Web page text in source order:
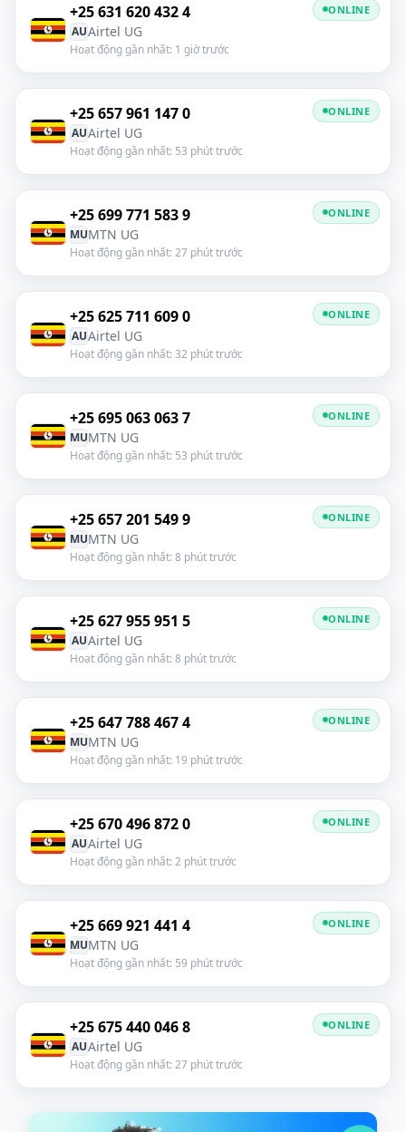
+25 631 620 432 4
AUAirtel UG
Hoạt động gần nhất: 1 giờ trước
ONLINE
+25 657 961 147 0
AUAirtel UG
Hoạt động gần nhất: 53 phút trước
ONLINE
+25 699 771 583 9
MUMTN UG
Hoạt động gần nhất: 27 phút trước
ONLINE
+25 625 711 609 0
AUAirtel UG
Hoạt động gần nhất: 32 phút trước
ONLINE
+25 695 063 063 7
MUMTN UG
Hoạt động gần nhất: 53 phút trước
ONLINE
+25 657 201 549 9
MUMTN UG
Hoạt động gần nhất: 8 phút trước
ONLINE
+25 627 955 951 5
AUAirtel UG
Hoạt động gần nhất: 8 phút trước
ONLINE
+25 647 788 467 4
MUMTN UG
Hoạt động gần nhất: 19 phút trước
ONLINE
+25 670 496 872 0
AUAirtel UG
Hoạt động gần nhất: 2 phút trước
ONLINE
+25 669 921 441 4
MUMTN UG
Hoạt động gần nhất: 59 phút trước
ONLINE
+25 675 440 046 8
AUAirtel UG
Hoạt động gần nhất: 27 phút trước
ONLINE